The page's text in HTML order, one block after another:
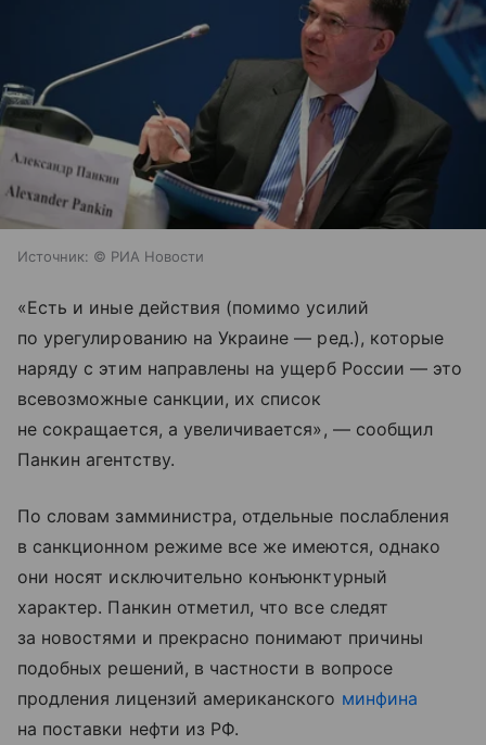
Источник: © РИА Новости
«Есть и иные действия (помимо усилий
по урегулированию на Украине — ред.), которые
наряду с этим направлены на ущерб России — это
всевозможные санкции, их список
не сокращается, а увеличивается», — сообщил
Панкин агентству.
По словам замминистра, отдельные послабления
в санкционном режиме все же имеются, однако
они носят исключительно конъюнктурный
характер. Панкин отметил, что все следят
за новостями и прекрасно понимают причины
подобных решений, в частности в вопросе
продления лицензий американского минфина
на поставки нефти из РФ.